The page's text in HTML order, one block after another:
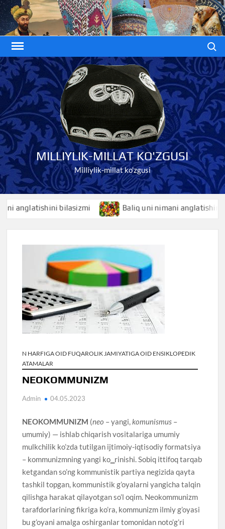
Skip
to
content
MILLIYLIK-MILLAT KO'ZGUSI
Milliylik-millat ko'zgusi
bilasizmi Baliq uni nimani anglatishini
N HARFIGA OID FUQAROLIK JAMIYATIGA OID ENSIKLOPEDIK
ATAMALAR
NEOKOMMUNIZM
Admin 04.05.2023
NEOKOMMUNIZM (neo – yangi, komunismus –
umumiy) — ishlab chiqarish vositalariga umumiy
mulkchilik ko’zda tutilgan ijtimoiy-iqtisodiy formatsiya
– kommunizmning yangi ko‗rinishi. Sobiq ittifoq tarqab
ketgandan so’ng kommunistik partiya negizida qayta
tashkil topgan, kommunistik g’oyalarni yangicha talqin
qilishga harakat qilayotgan so’l oqim. Neokommunizm
tarafdorlarining fikriga ko’ra, kommunizm ilmiy g’oyasi
bu g’oyani amalga oshirganlar tomonidan noto’g’ri